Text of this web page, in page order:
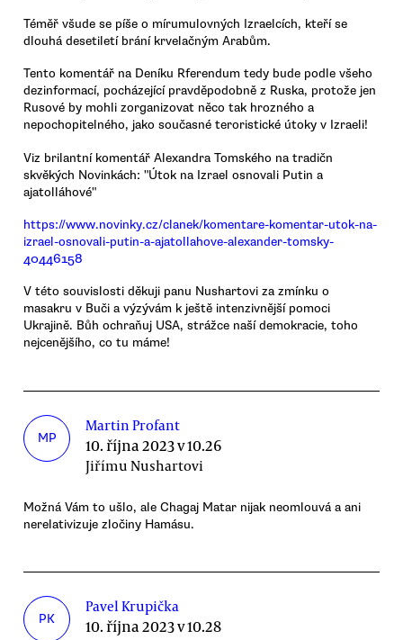
Téměř všude se píše o mírumulovných Izraelcích, kteří se
dlouhá desetiletí brání krvelačným Arabům.
Tento komentář na Deníku Rferendum tedy bude podle všeho
dezinformací, pocházející pravděpodobně z Ruska, protože jen
Rusové by mohli zorganizovat něco tak hrozného a
nepochopitelného, jako současné teroristické útoky v Izraeli!
Viz brilantní komentář Alexandra Tomského na tradičn
skvěkých Novinkách: "Útok na Izrael osnovali Putin a
ajatolláhové"
https://www.novinky.cz/clanek/komentare-komentar-utok-na-
izrael-osnovali-putin-a-ajatollahove-alexander-tomsky-
40446158
V této souvislosti děkuji panu Nushartovi za zmínku o
masakru v Buči a výzývám k ještě intenzivnější pomoci
Ukrajině. Bůh ochraňuj USA, strážce naší demokracie, toho
nejcenějšího, co tu máme!
MP
Martin Profant
10. října 2023 v 10.26
Jiřímu Nushartovi
Možná Vám to ušlo, ale Chagaj Matar nijak neomlouvá a ani
nerelativizuje zločiny Hamásu.
PK
Pavel Krupička
10. října 2023 v 10.28